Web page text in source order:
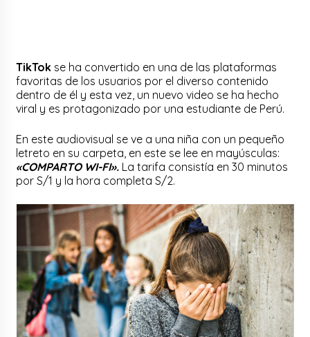
TikTok se ha convertido en una de las plataformas
favoritas de los usuarios por el diverso contenido
dentro de él y esta vez, un nuevo video se ha hecho
viral y es protagonizado por una estudiante de Perú.
En este audiovisual se ve a una niña con un pequeño
letreto en su carpeta, en este se lee en mayúsculas:
«COMPARTO WI-FI». La tarifa consistía en 30 minutos
por S/1 y la hora completa S/2.